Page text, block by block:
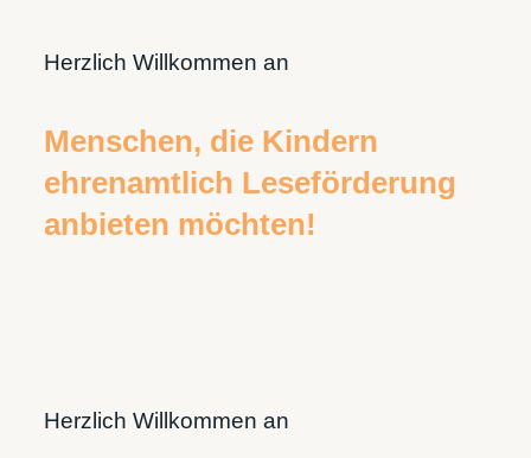
Herzlich Willkommen an
Menschen, die Kindern
ehrenamtlich Leseförderung
anbieten möchten!
Herzlich Willkommen an